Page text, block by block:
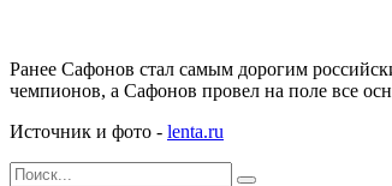
Ранее Сафонов стал самым дорогим
чемпионов, а Сафонов провел на поле все
Источник и фото - lenta.ru